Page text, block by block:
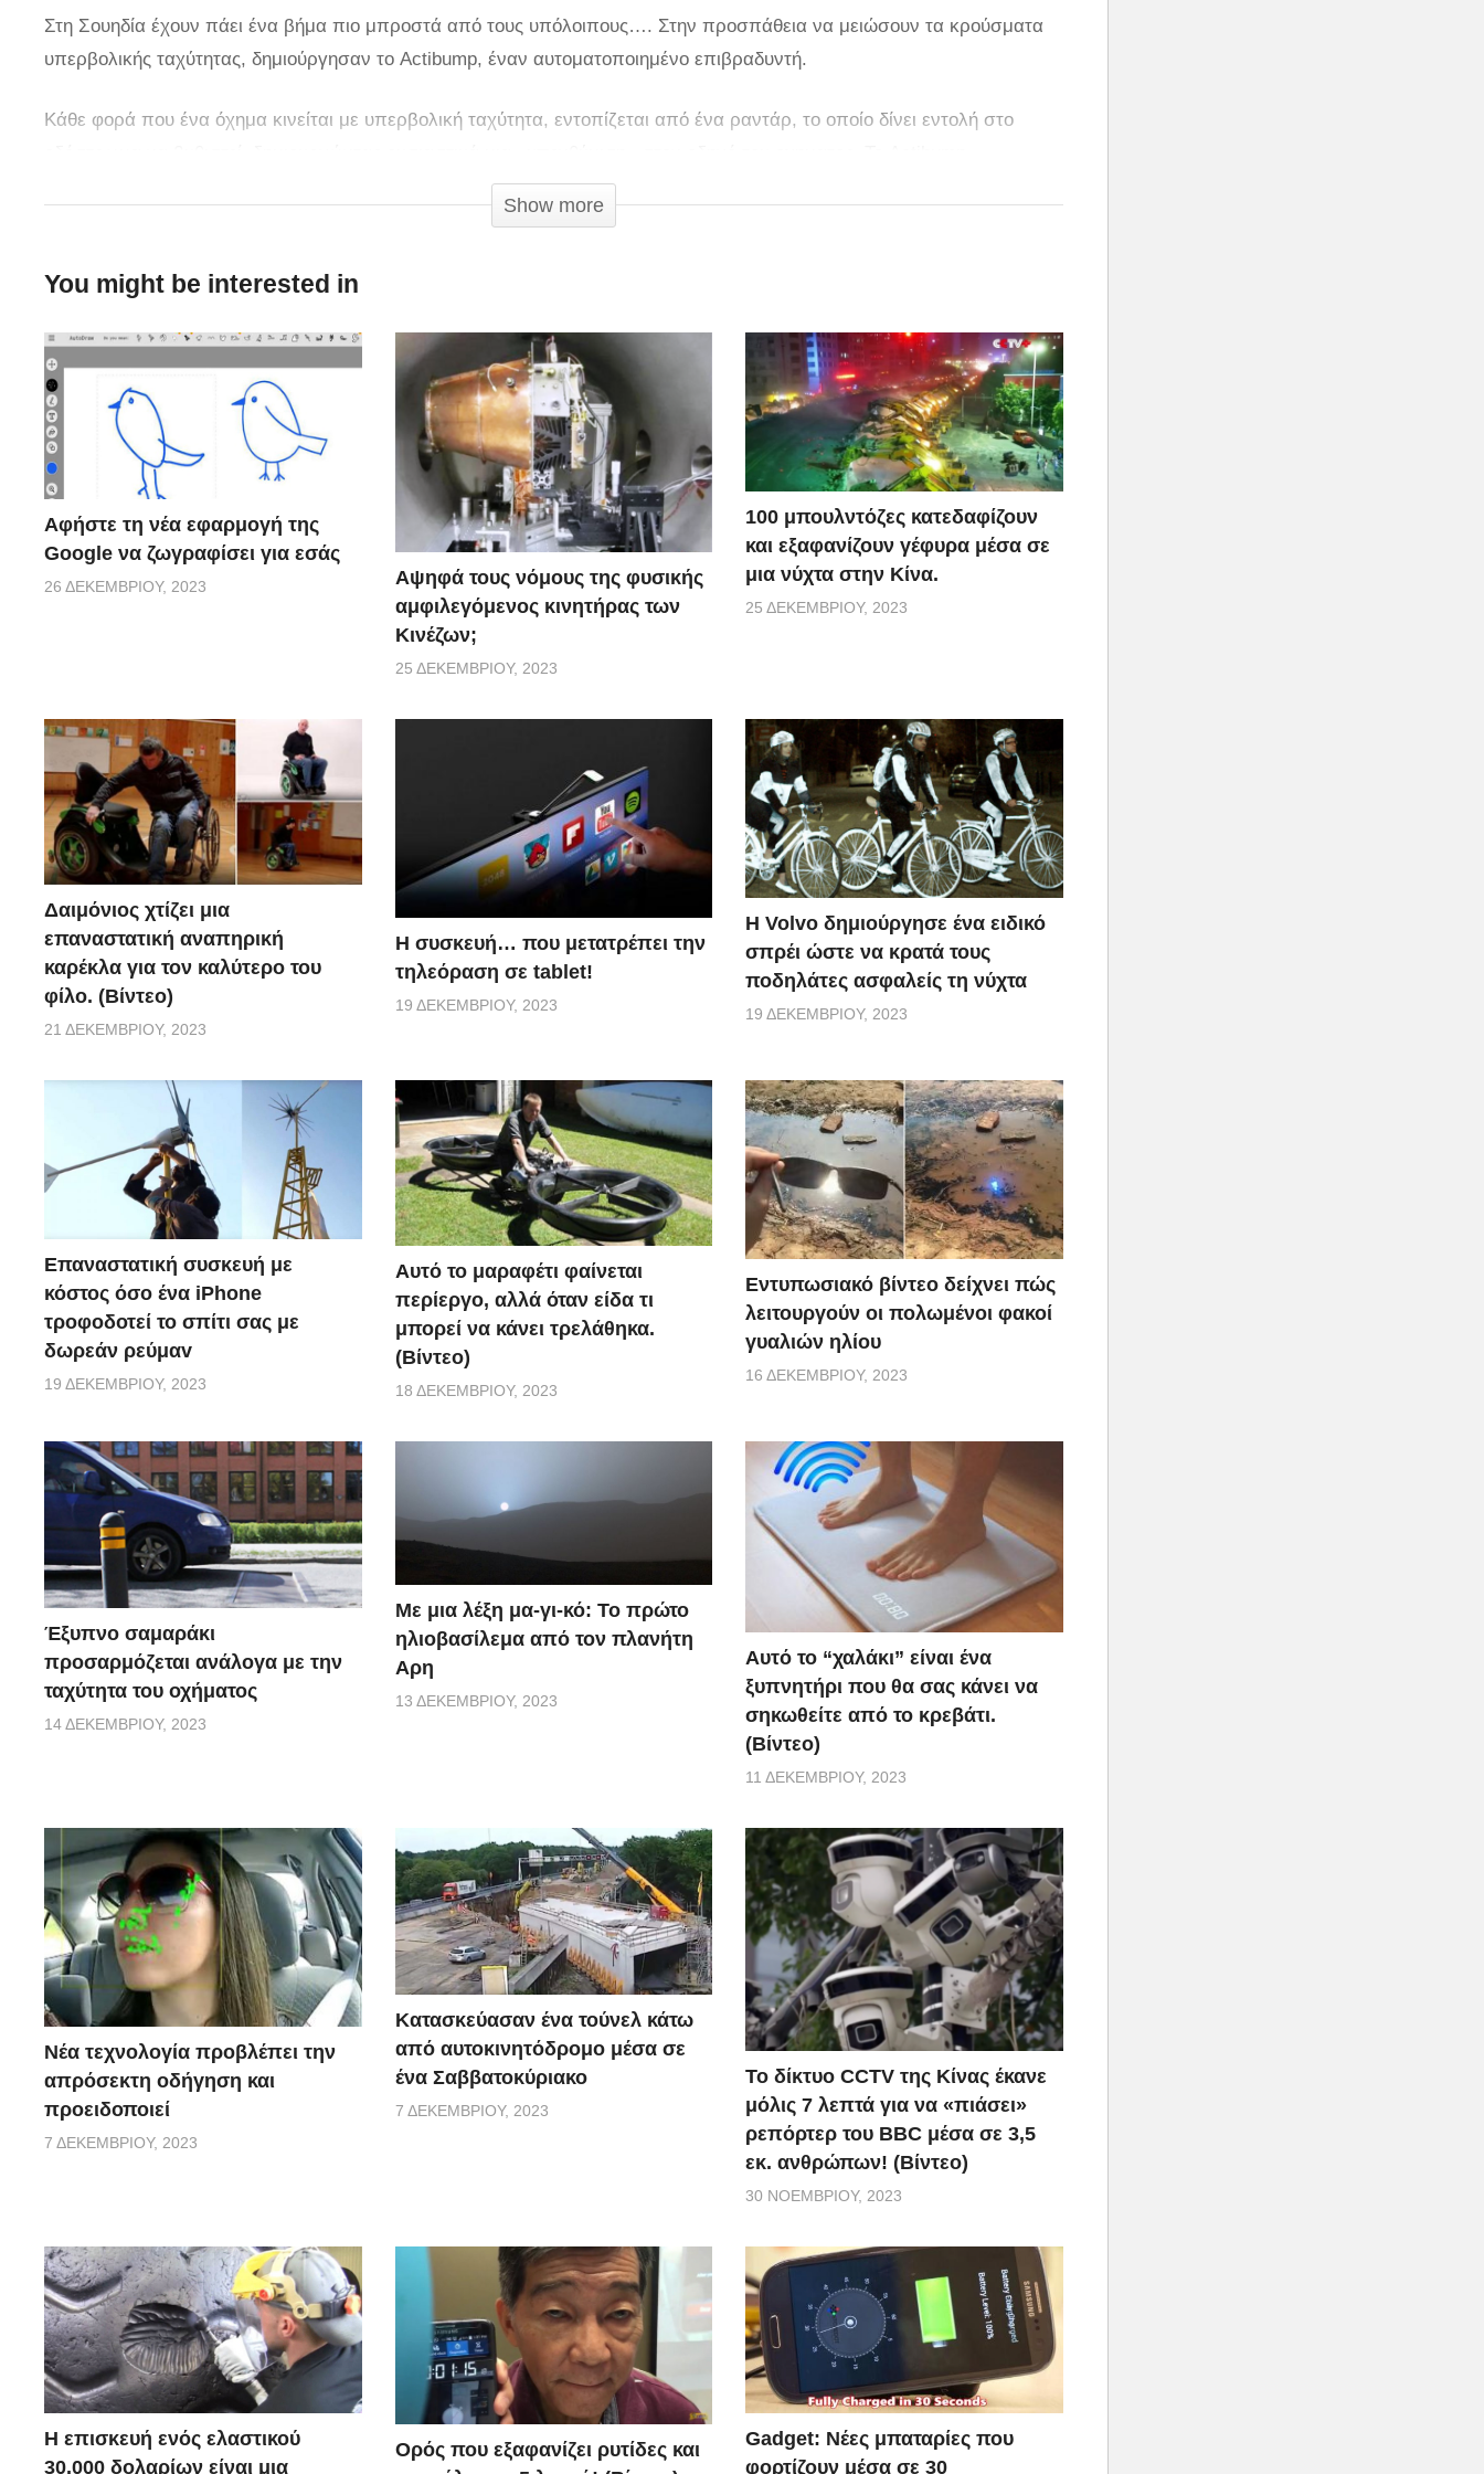
Στη Σουηδία έχουν πάει ένα βήμα πιο μπροστά από τους υπόλοιπους…. Στην προσπάθεια να μειώσουν τα κρούσματα
υπερβολικής ταχύτητας, δημιούργησαν το Actibump, έναν αυτοματοποιημένο επιβραδυντή.
Κάθε φορά που ένα όχημα κινείται με υπερβολική ταχύτητα, εντοπίζεται από ένα ραντάρ, το οποίο δίνει εντολή στο
εφευρέθηκε από τη σουηδική εταιρεία ΑΒ Edeva και έχει ήδη εγκατασταθεί σε στην Ουψάλα και το Μάλμε.
Show more
You might be interested in
Αφήστε τη νέα εφαρμογή της
Google να ζωγραφίσει για εσάς
26 ΔΕΚΕΜΒΡΊΟΥ, 2023
Αψηφά τους νόμους της φυσικής
αμφιλεγόμενος κινητήρας των
Κινέζων;
25 ΔΕΚΕΜΒΡΊΟΥ, 2023
100 μπουλντόζες κατεδαφίζουν
και εξαφανίζουν γέφυρα μέσα σε
μια νύχτα στην Κίνα.
25 ΔΕΚΕΜΒΡΊΟΥ, 2023
Δαιμόνιος χτίζει μια
επαναστατική αναπηρική
καρέκλα για τον καλύτερο του
φίλο. (Βίντεο)
21 ΔΕΚΕΜΒΡΊΟΥ, 2023
Η συσκευή… που μετατρέπει την
τηλεόραση σε tablet!
19 ΔΕΚΕΜΒΡΊΟΥ, 2023
Η Volvo δημιούργησε ένα ειδικό
σπρέι ώστε να κρατά τους
ποδηλάτες ασφαλείς τη νύχτα
19 ΔΕΚΕΜΒΡΊΟΥ, 2023
Επαναστατική συσκευή με
κόστος όσο ένα iPhone
τροφοδοτεί το σπίτι σας με
δωρεάν ρεύμαv
19 ΔΕΚΕΜΒΡΊΟΥ, 2023
Αυτό το μαραφέτι φαίνεται
περίεργο, αλλά όταν είδα τι
μπορεί να κάνει τρελάθηκα.
(Βίντεο)
18 ΔΕΚΕΜΒΡΊΟΥ, 2023
Εντυπωσιακό βίντεο δείχνει πώς
λειτουργούν οι πολωμένοι φακοί
γυαλιών ηλίου
16 ΔΕΚΕΜΒΡΊΟΥ, 2023
Έξυπνο σαμαράκι
προσαρμόζεται ανάλογα με την
ταχύτητα του οχήματος
14 ΔΕΚΕΜΒΡΊΟΥ, 2023
Με μια λέξη μα-γι-κό: Το πρώτο
ηλιοβασίλεμα από τον πλανήτη
Αρη
13 ΔΕΚΕΜΒΡΊΟΥ, 2023
Αυτό το “χαλάκι” είναι ένα
ξυπνητήρι που θα σας κάνει να
σηκωθείτε από το κρεβάτι.
(Βίντεο)
11 ΔΕΚΕΜΒΡΊΟΥ, 2023
Νέα τεχνολογία προβλέπει την
απρόσεκτη οδήγηση και
προειδοποιεί
7 ΔΕΚΕΜΒΡΊΟΥ, 2023
Κατασκεύασαν ένα τούνελ κάτω
από αυτοκινητόδρομο μέσα σε
ένα Σαββατοκύριακο
7 ΔΕΚΕΜΒΡΊΟΥ, 2023
Το δίκτυο CCTV της Κίνας έκανε
μόλις 7 λεπτά για να «πιάσει»
ρεπόρτερ του BBC μέσα σε 3,5
εκ. ανθρώπων! (Βίντεο)
30 ΝΟΕΜΒΡΊΟΥ, 2023
Η επισκευή ενός ελαστικού
30.000 δολαρίων είναι μια
Ορός που εξαφανίζει ρυτίδες και
Gadget: Νέες μπαταρίες που
φορτίζουν μέσα σε 30